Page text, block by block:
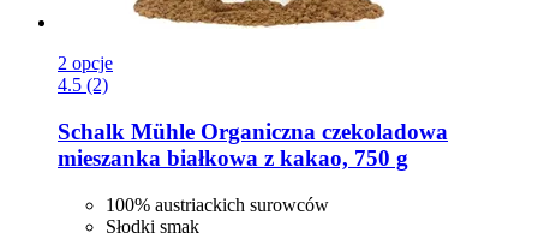
2 opcje
4.5 (2)
Schalk Mühle Organiczna czekoladowa
mieszanka białkowa z kakao, 750 g
100% austriackich surowców
Słodki smak